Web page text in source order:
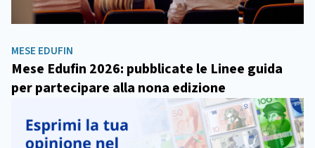
MESE EDUFIN
Mese Edufin 2026: pubblicate le Linee guida
per partecipare alla nona edizione